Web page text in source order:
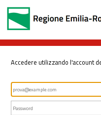
Accedere utilizzando l'account